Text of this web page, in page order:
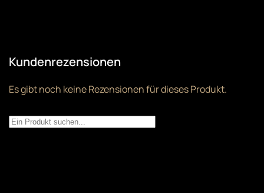
Kundenrezensionen
Es gibt noch keine Rezensionen für dieses Produkt.